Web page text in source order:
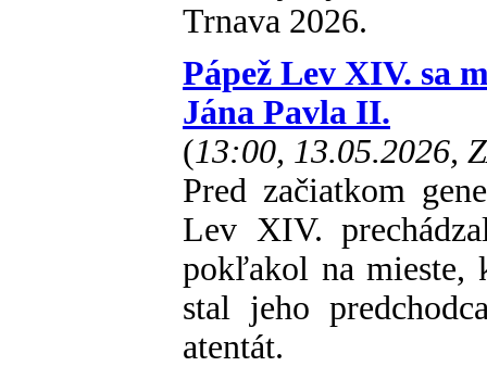
Trnava 2026.
Pápež Lev XIV. sa
Jána Pavla II.
(13:00, 13.05.2026,
Pred začiatkom
Lev XIV.
pokľakol na mieste,
stal jeho
atentát.